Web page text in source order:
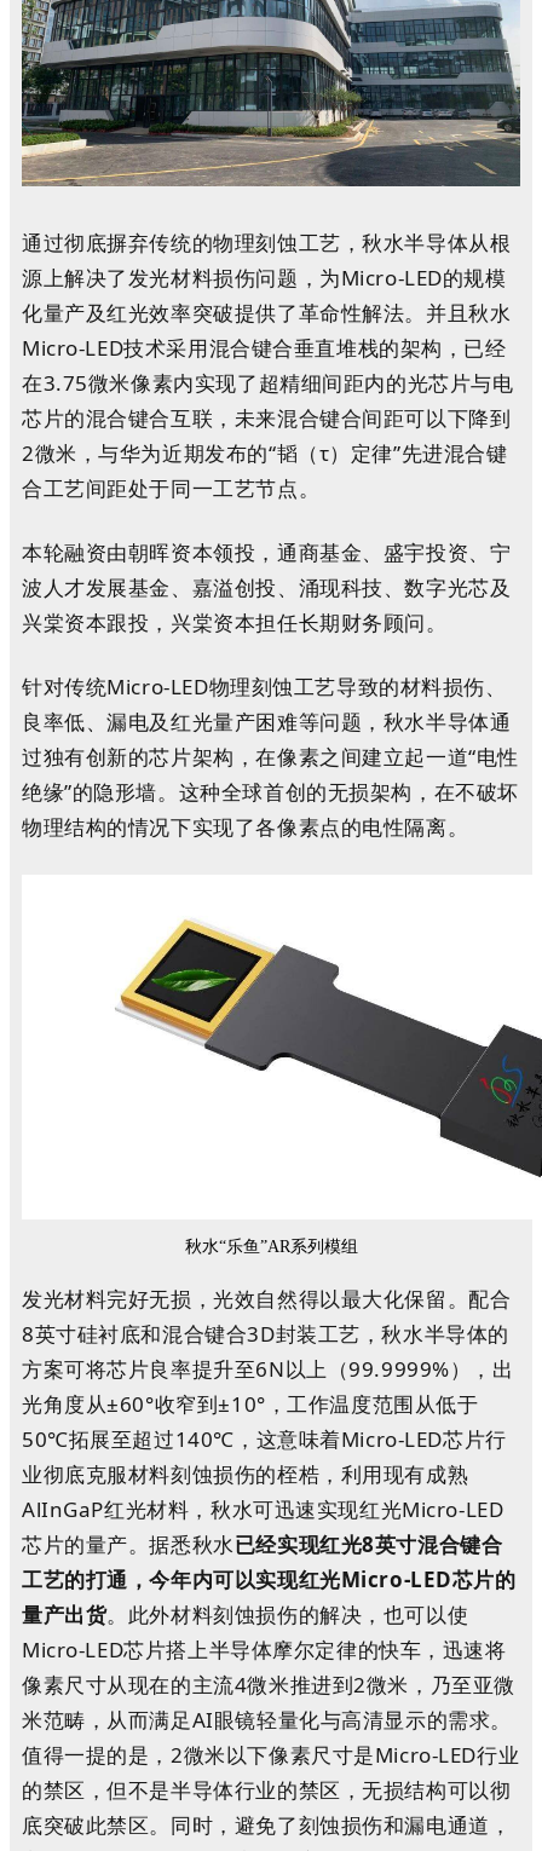
通过彻底摒弃传统的物理刻蚀工艺，秋水半导体从根
源上解决了发光材料损伤问题，为Micro-LED的规模
化量产及红光效率突破提供了革命性解法。并且秋水
Micro-LED技术采用混合键合垂直堆栈的架构，已经
在3.75微米像素内实现了超精细间距内的光芯片与电
芯片的混合键合互联，未来混合键合间距可以下降到
2微米，与华为近期发布的“韬（τ）定律”先进混合键
合工艺间距处于同一工艺节点。
本轮融资由朝晖资本领投，通商基金、盛宇投资、宁
波人才发展基金、嘉溢创投、涌现科技、数字光芯及
兴棠资本跟投，兴棠资本担任长期财务顾问。
针对传统Micro-LED物理刻蚀工艺导致的材料损伤、
良率低、漏电及红光量产困难等问题，秋水半导体通
过独有创新的芯片架构，在像素之间建立起一道“电性
绝缘”的隐形墙。这种全球首创的无损架构，在不破坏
物理结构的情况下实现了各像素点的电性隔离。
秋水“乐鱼”AR系列模组
发光材料完好无损，光效自然得以最大化保留。配合
8英寸硅衬底和混合键合3D封装工艺，秋水半导体的
方案可将芯片良率提升至6N以上（99.9999%），出
光角度从±60°收窄到±10°，工作温度范围从低于
50℃拓展至超过140℃，这意味着Micro-LED芯片行
业彻底克服材料刻蚀损伤的桎梏，利用现有成熟
AlInGaP红光材料，秋水可迅速实现红光Micro-LED
芯片的量产。据悉秋水已经实现红光8英寸混合键合
工艺的打通，今年内可以实现红光Micro-LED芯片的
量产出货。此外材料刻蚀损伤的解决，也可以使
Micro-LED芯片搭上半导体摩尔定律的快车，迅速将
像素尺寸从现在的主流4微米推进到2微米，乃至亚微
米范畴，从而满足AI眼镜轻量化与高清显示的需求。
值得一提的是，2微米以下像素尺寸是Micro-LED行业
的禁区，但不是半导体行业的禁区，无损结构可以彻
底突破此禁区。同时，避免了刻蚀损伤和漏电通道，